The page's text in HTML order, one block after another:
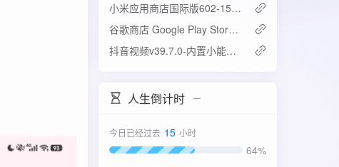
‌小米应用商店国际版602-15.6.0.2：免登录直下，比谷歌商店快3倍！
谷歌商店 Google Play Store v52.4.42-31版
抖音视频v39.7.0-内置小能手2.0.7模块
人生倒计时
今日已经过去 15 小时
64%